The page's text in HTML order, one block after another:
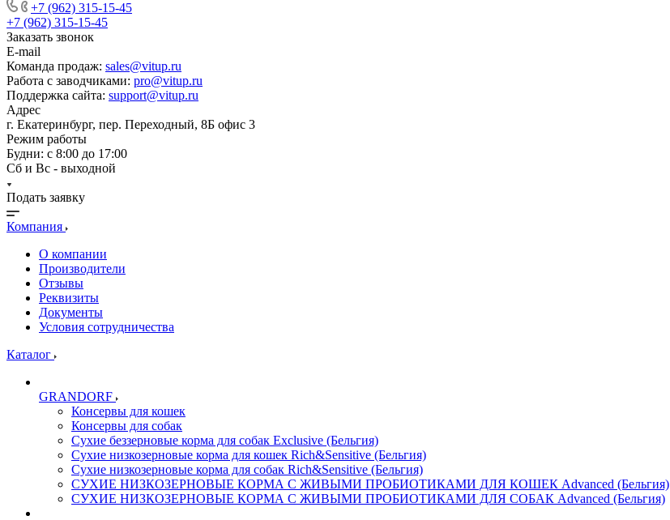
+7 (962) 315-15-45
+7 (962) 315-15-45
Заказать звонок
E-mail
Команда продаж: sales@vitup.ru
Работа с заводчиками: pro@vitup.ru
Поддержка сайта: support@vitup.ru
Адрес
г. Екатеринбург, пер. Переходный, 8Б офис 3
Режим работы
Будни: с 8:00 до 17:00
Сб и Вс - выходной
Подать заявку
Компания
О компании
Производители
Отзывы
Реквизиты
Документы
Условия сотрудничества
Каталог
GRANDORF
Консервы для кошек
Консервы для собак
Сухие беззерновые корма для собак Exclusive (Бельгия)
Сухие низкозерновые корма для кошек Rich&Sensitive (Бельгия)
Сухие низкозерновые корма для собак Rich&Sensitive (Бельгия)
СУХИЕ НИЗКОЗЕРНОВЫЕ КОРМА С ЖИВЫМИ ПРОБИОТИКАМИ ДЛЯ КОШЕК Advanced (Бельгия)
СУХИЕ НИЗКОЗЕРНОВЫЕ КОРМА С ЖИВЫМИ ПРОБИОТИКАМИ ДЛЯ СОБАК Advanced (Бельгия)